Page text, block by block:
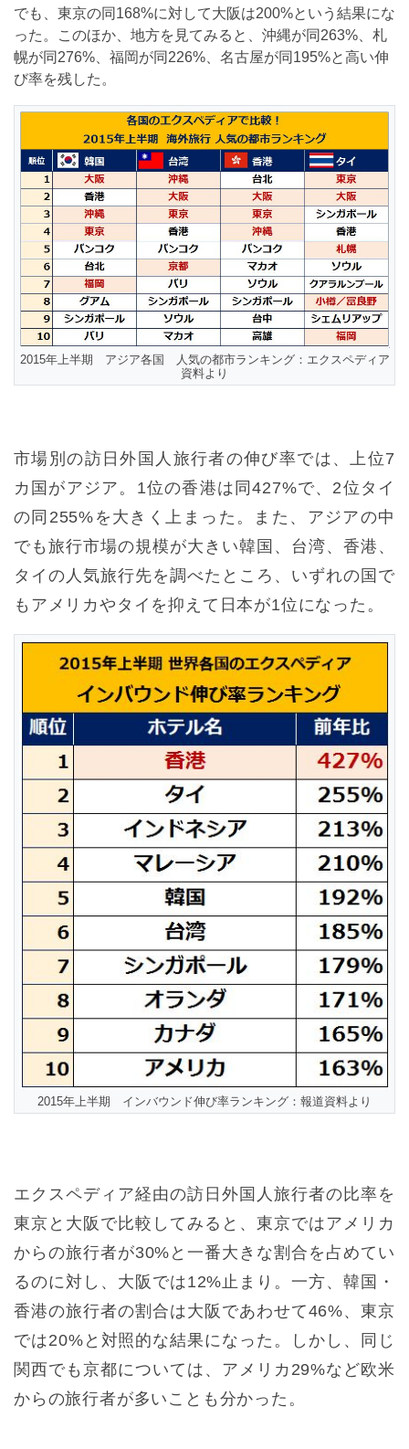
でも、東京の同168%に対して大阪は200%という結果にな
った。このほか、地方を見てみると、沖縄が同263%、札
幌が同276%、福岡が同226%、名古屋が同195%と高い伸
び率を残した。
2015年上半期 アジア各国 人気の都市ランキング：エクスペディア
資料より
市場別の訪日外国人旅行者の伸び率では、上位7
カ国がアジア。1位の香港は同427%で、2位タイ
の同255%を大きく上まった。また、アジアの中
でも旅行市場の規模が大きい韓国、台湾、香港、
タイの人気旅行先を調べたところ、いずれの国で
もアメリカやタイを抑えて日本が1位になった。
2015年上半期 インバウンド伸び率ランキング：報道資料より
エクスペディア経由の訪日外国人旅行者の比率を
東京と大阪で比較してみると、東京ではアメリカ
からの旅行者が30%と一番大きな割合を占めてい
るのに対し、大阪では12%止まり。一方、韓国・
香港の旅行者の割合は大阪であわせて46%、東京
では20%と対照的な結果になった。しかし、同じ
関西でも京都については、アメリカ29%など欧米
からの旅行者が多いことも分かった。